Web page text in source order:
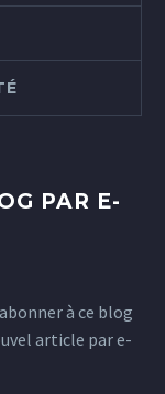
PAR E-
à ce blog
article par e-